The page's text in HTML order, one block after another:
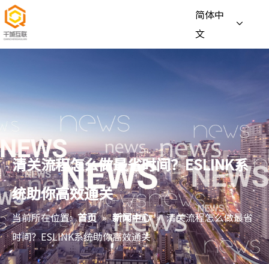
简体中
文
清关流程怎么做最省时间？ESLINK系
统助你高效通关
当前所在位置: 首页 » 新闻中心 » 清关流程怎么做最省
时间？ESLINK系统助你高效通关